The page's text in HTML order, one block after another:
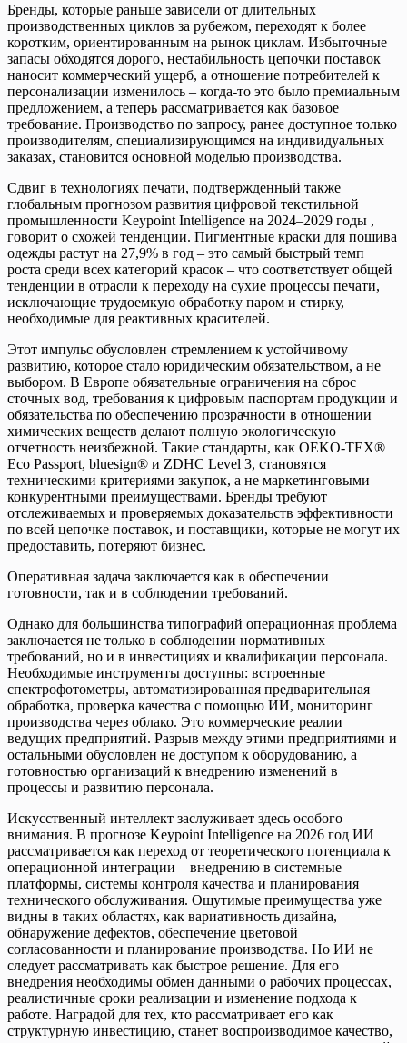
Бренды, которые раньше зависели от длительных
производственных циклов за рубежом, переходят к более
коротким, ориентированным на рынок циклам. Избыточные
запасы обходятся дорого, нестабильность цепочки поставок
наносит коммерческий ущерб, а отношение потребителей к
персонализации изменилось – когда-то это было премиальным
предложением, а теперь рассматривается как базовое
требование. Производство по запросу, ранее доступное только
производителям, специализирующимся на индивидуальных
заказах, становится основной моделью производства.
Сдвиг в технологиях печати, подтвержденный также
глобальным прогнозом развития цифровой текстильной
промышленности Keypoint Intelligence на 2024–2029 годы ,
говорит о схожей тенденции. Пигментные краски для пошива
одежды растут на 27,9% в год – это самый быстрый темп
роста среди всех категорий красок – что соответствует общей
тенденции в отрасли к переходу на сухие процессы печати,
исключающие трудоемкую обработку паром и стирку,
необходимые для реактивных красителей.
Этот импульс обусловлен стремлением к устойчивому
развитию, которое стало юридическим обязательством, а не
выбором. В Европе обязательные ограничения на сброс
сточных вод, требования к цифровым паспортам продукции и
обязательства по обеспечению прозрачности в отношении
химических веществ делают полную экологическую
отчетность неизбежной. Такие стандарты, как OEKO-TEX®
Eco Passport, bluesign® и ZDHC Level 3, становятся
техническими критериями закупок, а не маркетинговыми
конкурентными преимуществами. Бренды требуют
отслеживаемых и проверяемых доказательств эффективности
по всей цепочке поставок, и поставщики, которые не могут их
предоставить, потеряют бизнес.
Оперативная задача заключается как в обеспечении
готовности, так и в соблюдении требований.
Однако для большинства типографий операционная проблема
заключается не только в соблюдении нормативных
требований, но и в инвестициях и квалификации персонала.
Необходимые инструменты доступны: встроенные
спектрофотометры, автоматизированная предварительная
обработка, проверка качества с помощью ИИ, мониторинг
производства через облако. Это коммерческие реалии
ведущих предприятий. Разрыв между этими предприятиями и
остальными обусловлен не доступом к оборудованию, а
готовностью организаций к внедрению изменений в
процессы и развитию персонала.
Искусственный интеллект заслуживает здесь особого
внимания. В прогнозе Keypoint Intelligence на 2026 год ИИ
рассматривается как переход от теоретического потенциала к
операционной интеграции – внедрению в системные
платформы, системы контроля качества и планирования
технического обслуживания. Ощутимые преимущества уже
видны в таких областях, как вариативность дизайна,
обнаружение дефектов, обеспечение цветовой
согласованности и планирование производства. Но ИИ не
следует рассматривать как быстрое решение. Для его
внедрения необходимы обмен данными о рабочих процессах,
реалистичные сроки реализации и изменение подхода к
работе. Наградой для тех, кто рассматривает его как
структурную инвестицию, станет воспроизводимое качество,